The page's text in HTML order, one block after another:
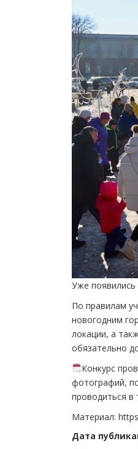
Уже появились
По правилам
новогодним
локации, а
обязательно
Конкурс
фотографий,
проводиться в
Материал:
Дата